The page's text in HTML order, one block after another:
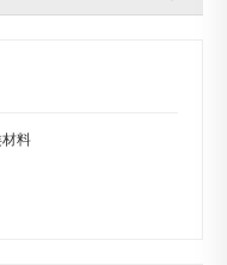
料